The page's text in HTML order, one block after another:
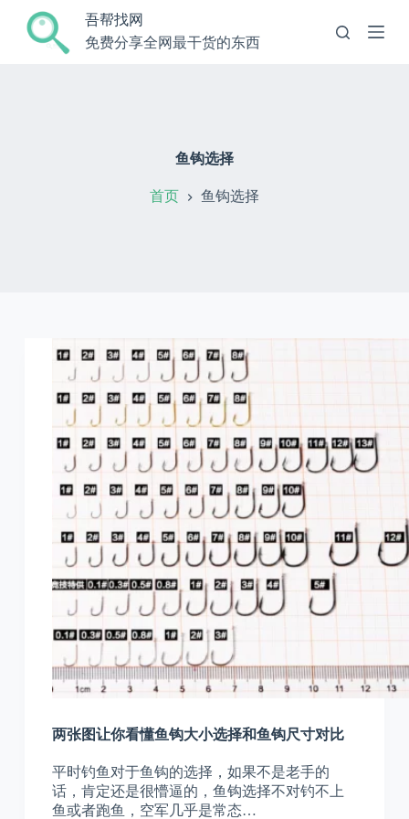
跳
过
吾帮找网
免费分享全网最干货的东西
鱼钩选择
首页 鱼钩选择
两张图让你看懂鱼钩大小选择和鱼钩尺寸对比
平时钓鱼对于鱼钩的选择，如果不是老手的
话，肯定还是很懵逼的，鱼钩选择不对钓不上
鱼或者跑鱼，空军几乎是常态…